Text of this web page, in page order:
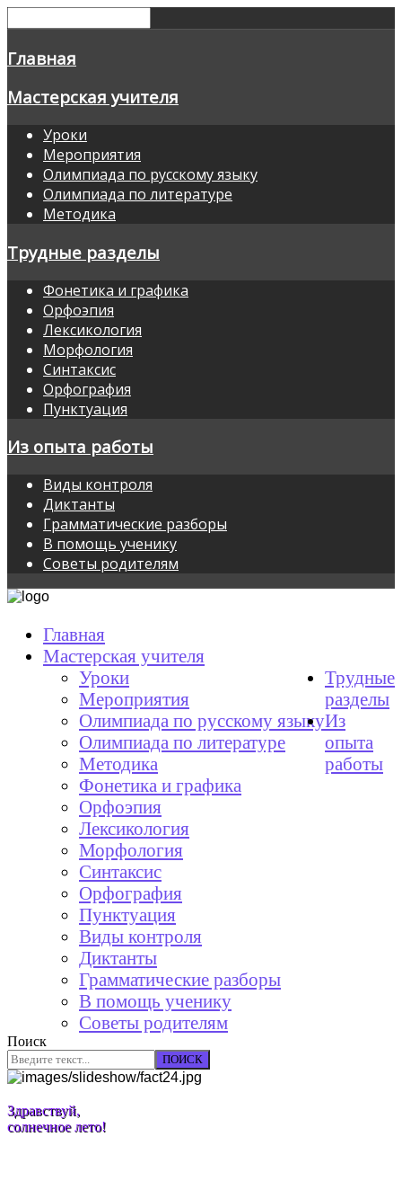
Главная
Мастерская учителя
Уроки
Мероприятия
Олимпиада по русскому языку
Олимпиада по литературе
Методика
Трудные разделы
Фонетика и графика
Орфоэпия
Лексикология
Морфология
Синтаксис
Орфография
Пунктуация
Из опыта работы
Виды контроля
Диктанты
Грамматические разборы
В помощь ученику
Советы родителям
Главная
Мастерская учителя
Уроки
Мероприятия
Олимпиада по русскому языку
Олимпиада по литературе
Методика
Трудные
разделы
Фонетика и графика
Орфоэпия
Лексикология
Морфология
Синтаксис
Орфография
Пунктуация
Из
опыта
работы
Виды контроля
Диктанты
Грамматические разборы
В помощь ученику
Советы родителям
Поиск
ПОИСК
Здравствуй,
солнечное лето!